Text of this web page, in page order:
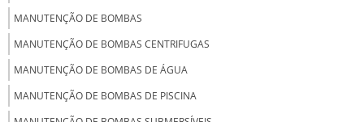
MANUTENÇÃO DE BOMBAS
MANUTENÇÃO DE BOMBAS CENTRIFUGAS
MANUTENÇÃO DE BOMBAS DE ÁGUA
MANUTENÇÃO DE BOMBAS DE PISCINA